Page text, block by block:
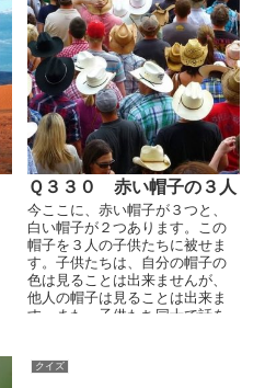
Ｑ３３０ 赤い帽子の３人
今ここに、赤い帽子が３つと、
白い帽子が２つあります。この
帽子を３人の子供たちに被せま
す。子供たちは、自分の帽子の
色は見ることは出来ませんが、
他人の帽子は見ることは出来ま
す。また、子供たち同士で話を
クイズ